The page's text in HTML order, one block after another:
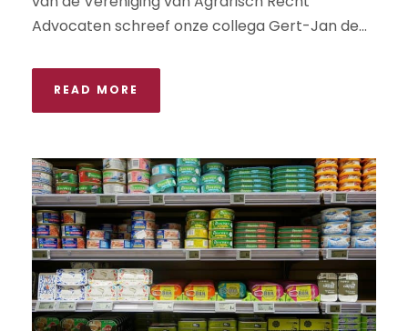
Advocaten schreef onze collega Gert-Jan de...
READ MORE